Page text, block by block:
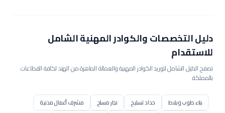
دليل التخصصات والكوادر المهنية الشامل
للاستقدام
تصفح الدليل الشامل لتوريد الكوادر المهنية والعمالة الماهرة من الهند لكافة القطاعات
بالمملكة.
بناء طوب وبلاط حداد تسليح نجار مسلح
مشرف أعمال مدنية